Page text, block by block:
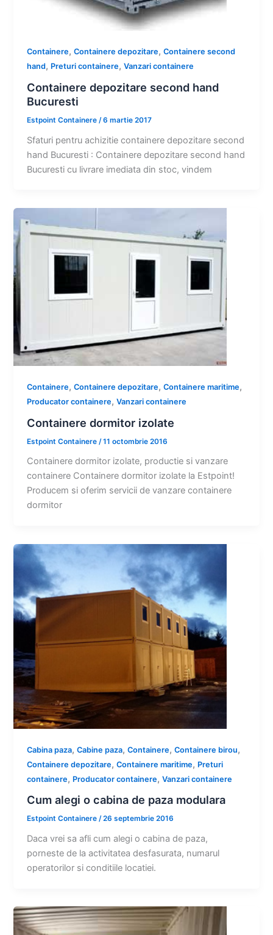
Containere,Containere depozitare,Containere second
hand, Preturi containere,Vanzari containere
Containere depozitare second hand
Bucuresti
Estpoint Containere /6 martie 2017
Sfaturi pentru achizitie containere depozitare second
hand Bucuresti : Containere depozitare second hand
Bucuresti cu livrare imediata din stoc, vindem
Containere,Containere depozitare,Containere maritime,
Producator containere,Vanzari containere
Containere dormitor izolate
Estpoint Containere /11 octombrie 2016
Containere dormitor izolate, productie si vanzare
containere Containere dormitor izolate la Estpoint!
Producem si oferim servicii de vanzare containere
dormitor
Cabina paza,Cabine paza,Containere,Containere birou,
Containere depozitare,Containere maritime, Preturi
containere, Producator containere,Vanzari containere
Cum alegi o cabina de paza modulara
Estpoint Containere/26 septembrie 2016
Daca vrei sa afli cum alegi o cabina de paza,
porneste de la activitatea desfasurata, numarul
operatorilor si conditiile locatiei.